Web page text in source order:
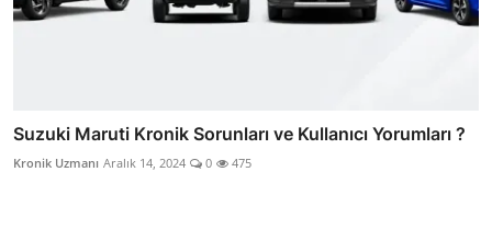
Suzuki Maruti Kronik Sorunları ve Kullanıcı Yorumları ?
Kronik Uzmanı Aralık 14, 2024 0 475